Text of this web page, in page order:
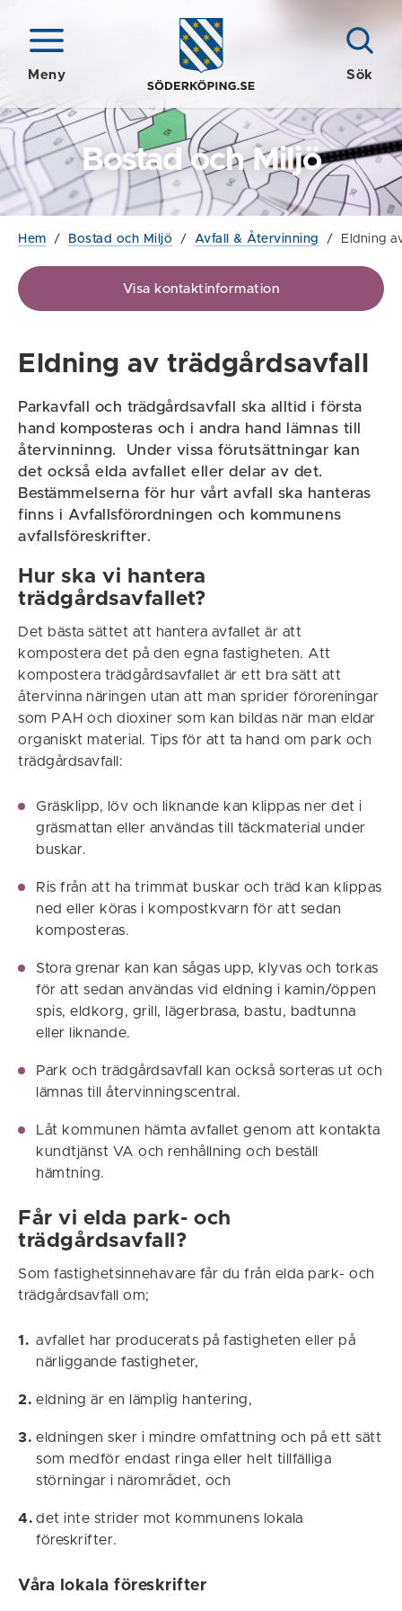
Meny Sök
Bostad och Miljö
Hem / Bostad och Miljö / Avfall & Återvinning / Eldning
Visa kontaktinformation
Eldning av trädgårdsavfall
Parkavfall och trädgårdsavfall ska alltid i första
hand komposteras och i andra hand lämnas till
återvinninng. Under vissa förutsättningar kan
det också elda avfallet eller delar av det.
Bestämmelserna för hur vårt avfall ska hanteras
finns i Avfallsförordningen och kommunens
avfallsföreskrifter.
Hur ska vi hantera
trädgårdsavfallet?
Det bästa sättet att hantera avfallet är att
kompostera det på den egna fastigheten. Att
kompostera trädgårdsavfallet är ett bra sätt att
återvinna näringen utan att man sprider föroreningar
som PAH och dioxiner som kan bildas när man eldar
organiskt material. Tips för att ta hand om park och
trädgårdsavfall:
Gräsklipp, löv och liknande kan klippas ner det i
gräsmattan eller användas till täckmaterial under
buskar.
Ris från att ha trimmat buskar och träd kan klippas
ned eller köras i kompostkvarn för att sedan
komposteras.
Stora grenar kan kan sågas upp, klyvas och torkas
för att sedan användas vid eldning i kamin/öppen
spis, eldkorg, grill, lägerbrasa, bastu, badtunna
eller liknande.
Park och trädgårdsavfall kan också sorteras ut och
lämnas till återvinningscentral.
Låt kommunen hämta avfallet genom att kontakta
kundtjänst VA och renhållning och beställ
hämtning.
Får vi elda park- och
trädgårdsavfall?
Som fastighetsinnehavare får du från elda park- och
trädgårdsavfall om;
avfallet har producerats på fastigheten eller på
närliggande fastigheter,
eldning är en lämplig hantering,
eldningen sker i mindre omfattning och på ett sätt
som medför endast ringa eller helt tillfälliga
störningar i närområdet, och
det inte strider mot kommunens lokala
föreskrifter.
Våra lokala föreskrifter